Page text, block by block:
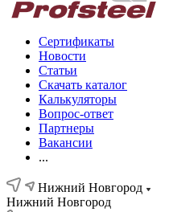
Сертификаты
Новости
Статьи
Скачать каталог
Калькуляторы
Вопрос-ответ
Партнеры
Вакансии
...
Нижний Новгород
Нижний Новгород